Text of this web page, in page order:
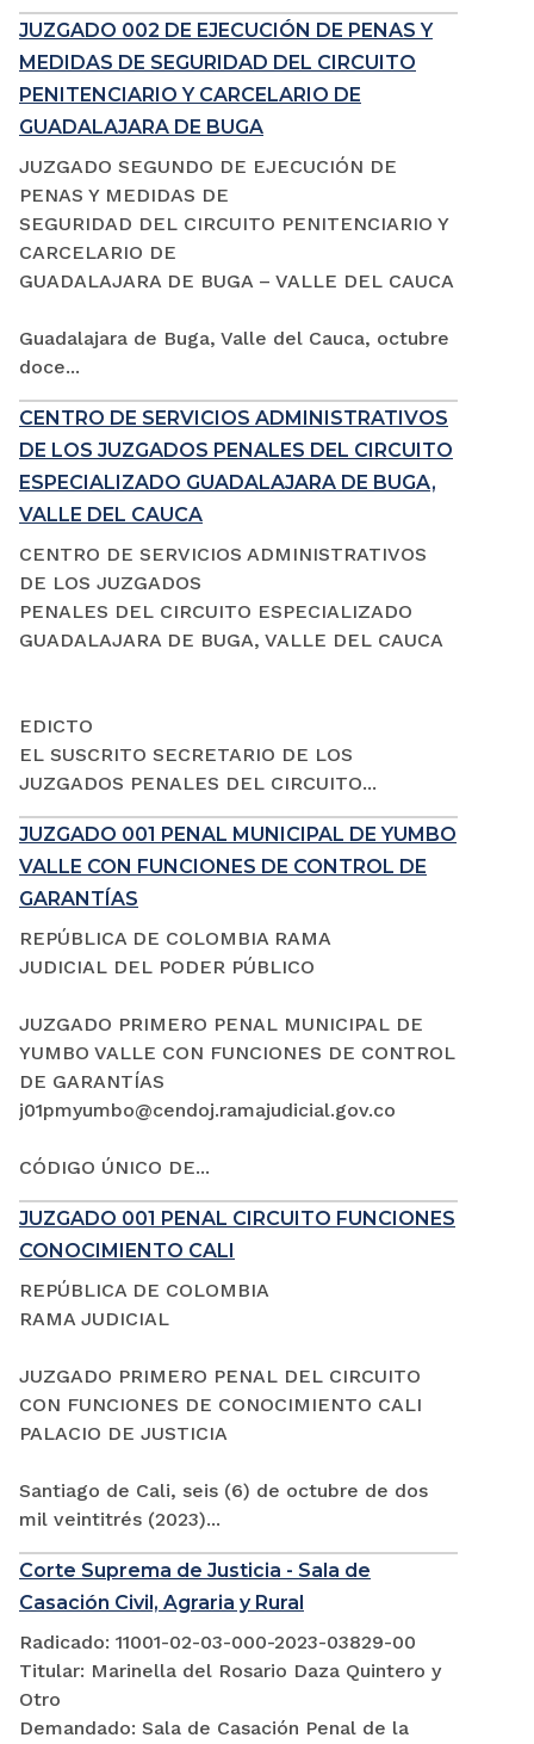
JUZGADO 002 DE EJECUCIÓN DE PENAS Y
MEDIDAS DE SEGURIDAD DEL CIRCUITO
PENITENCIARIO Y CARCELARIO DE
GUADALAJARA DE BUGA
JUZGADO SEGUNDO DE EJECUCIÓN DE
PENAS Y MEDIDAS DE
SEGURIDAD DEL CIRCUITO PENITENCIARIO Y
CARCELARIO DE
GUADALAJARA DE BUGA – VALLE DEL CAUCA
Guadalajara de Buga, Valle del Cauca, octubre
doce...
CENTRO DE SERVICIOS ADMINISTRATIVOS
DE LOS JUZGADOS PENALES DEL CIRCUITO
ESPECIALIZADO GUADALAJARA DE BUGA,
VALLE DEL CAUCA
CENTRO DE SERVICIOS ADMINISTRATIVOS
DE LOS JUZGADOS
PENALES DEL CIRCUITO ESPECIALIZADO
GUADALAJARA DE BUGA, VALLE DEL CAUCA
EDICTO
EL SUSCRITO SECRETARIO DE LOS
JUZGADOS PENALES DEL CIRCUITO...
JUZGADO 001 PENAL MUNICIPAL DE YUMBO
VALLE CON FUNCIONES DE CONTROL DE
GARANTÍAS
REPÚBLICA DE COLOMBIA RAMA
JUDICIAL DEL PODER PÚBLICO
JUZGADO PRIMERO PENAL MUNICIPAL DE
YUMBO VALLE CON FUNCIONES DE CONTROL
DE GARANTÍAS
j01pmyumbo@cendoj.ramajudicial.gov.co
CÓDIGO ÚNICO DE...
JUZGADO 001 PENAL CIRCUITO FUNCIONES
CONOCIMIENTO CALI
REPÚBLICA DE COLOMBIA
RAMA JUDICIAL
JUZGADO PRIMERO PENAL DEL CIRCUITO
CON FUNCIONES DE CONOCIMIENTO CALI
PALACIO DE JUSTICIA
Santiago de Cali, seis (6) de octubre de dos
mil veintitrés (2023)...
Corte Suprema de Justicia - Sala de
Casación Civil, Agraria y Rural
Radicado: 11001-02-03-000-2023-03829-00
Titular: Marinella del Rosario Daza Quintero y
Otro
Demandado: Sala de Casación Penal de la